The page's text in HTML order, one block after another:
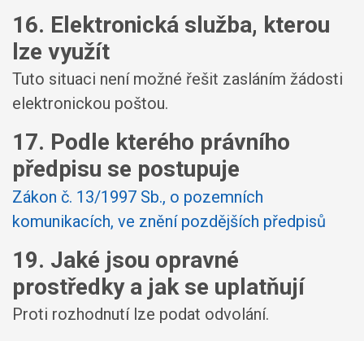
16. Elektronická služba, kterou
lze využít
Tuto situaci není možné řešit zasláním žádosti
elektronickou poštou.
17. Podle kterého právního
předpisu se postupuje
Zákon č. 13/1997 Sb., o pozemních
komunikacích, ve znění pozdějších předpisů
19. Jaké jsou opravné
prostředky a jak se uplatňují
Proti rozhodnutí lze podat odvolání.